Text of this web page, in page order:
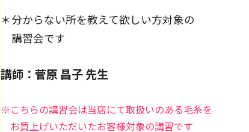
＊分からない所を教えて欲しい方対象の
講習会です
講師：菅原 昌子 先生
※こちらの講習会は当店にて取扱いのある毛糸を
お買上げいただいたお客様対象の講習です